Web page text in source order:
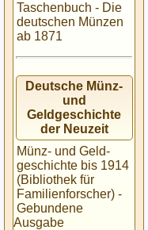
Taschenbuch - Die
deutschen Münzen
ab 1871
Deutsche Münz-
und
Geldgeschichte
der Neuzeit
Münz- und Geld-
geschichte bis 1914
(Bibliothek für
Familienforscher) -
Gebundene
Ausgabe